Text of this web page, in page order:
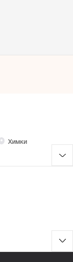
Химки